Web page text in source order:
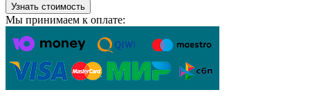
Узнать стоимость
Мы принимаем к оплате: